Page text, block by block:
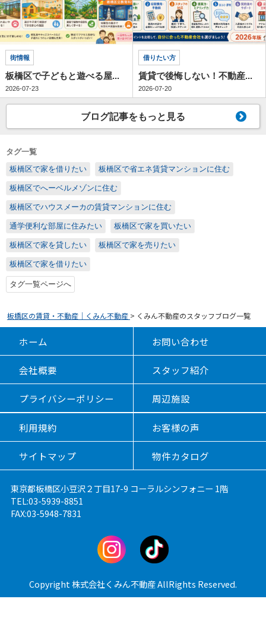
街情報
板橋区で子どもと遊べる屋...
2026-07-23
借りたい方
賃貸で後悔しない！不動産...
2026-07-20
ブログ記事をもっと見る
タグ一覧
板橋区で家を借りたい
板橋区で省エネ賃貸マンションに住む
板橋区でへーベルメゾンに住む
板橋区でハウスメーカの賃貸マンションに住む
通学便利な部屋に住みたい 板橋区で家を買いたい
板橋区で家を貸したい 板橋区で家を売りたい
板橋区で家を借りたい
タグ一覧ページへ
板橋区の賃貸・不動産｜くみん不動産 > くみん不動産のスタッフブログ一覧
ホーム お問い合わせ
会社概要 スタッフ紹介
プライバシーポリシー 周辺施設
利用規約 お客様の声
サイトマップ 物件カタログ
東京都板橋区小豆沢２丁目17-9 コーラルシンフォニー 1階
TEL:03-5939-8851
FAX:03-5948-7831
Copyright 株式会社くみん不動産 AllRights Reserved.